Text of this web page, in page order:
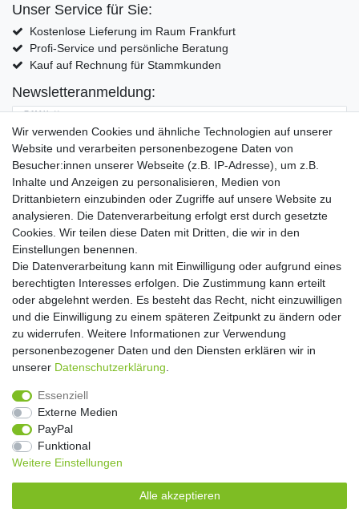
Unser Service für Sie:
Kostenlose Lieferung im Raum Frankfurt
Profi-Service und persönliche Beratung
Kauf auf Rechnung für Stammkunden
Newsletteranmeldung:
E-MAIL **
Hiermit bestätige ich, dass ich die Daten­schutz­erklärung
Einwilligung kann ich jederzeit widerrufen.**
Abonnieren
** Hierbei handelt es sich um ein Pflichtfeld.
Widerrufs­recht Widerrufs­formular Impressum
Daten­schutz­erklärung AGB Kontakt
Wir verwenden Cookies und ähnliche Technologien auf unserer
Website und verarbeiten personenbezogene Daten von
Besucher:innen unserer Webseite (z.B. IP-Adresse), um z.B.
Inhalte und Anzeigen zu personalisieren, Medien von
Drittanbietern einzubinden oder Zugriffe auf unsere Website zu
analysieren. Die Datenverarbeitung erfolgt erst durch gesetzte
Cookies. Wir teilen diese Daten mit Dritten, die wir in den
Einstellungen benennen.
Die Datenverarbeitung kann mit Einwilligung oder aufgrund eines
berechtigten Interesses erfolgen. Die Zustimmung kann erteilt
oder abgelehnt werden. Es besteht das Recht, nicht einzuwilligen
und die Einwilligung zu einem späteren Zeitpunkt zu ändern oder
zu widerrufen. Weitere Informationen zur Verwendung
personenbezogener Daten und den Diensten erklären wir in
unserer Daten­schutz­erklärung
Essenziell
Externe Medien
PayPal
Funktional
Weitere Einstellungen
Alle akzeptieren
Copyright 2016 | Dekushop.de | Alle Rechte vorbehalten. |
Angebote gelten nur für Industrie, Handel, Handwerk und
Widerrufs­recht